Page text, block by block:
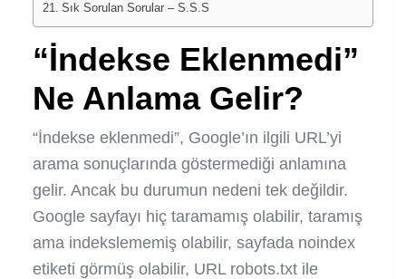
Sık Sorulan Sorular – S.S.S
“İndekse Eklenmedi”
Ne Anlama Gelir?
“İndekse eklenmedi”, Google’ın ilgili URL’yi
arama sonuçlarında göstermediği anlamına
gelir. Ancak bu durumun nedeni tek değildir.
Google sayfayı hiç taramamış olabilir, taramış
ama indekslememiş olabilir, sayfada noindex
etiketi görmüş olabilir, URL robots.txt ile